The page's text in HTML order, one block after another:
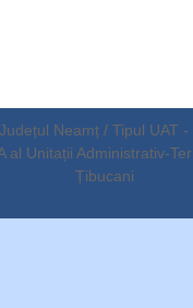
Neamț / Tipul UAT
al Unitații Administrativ-
Țibucani